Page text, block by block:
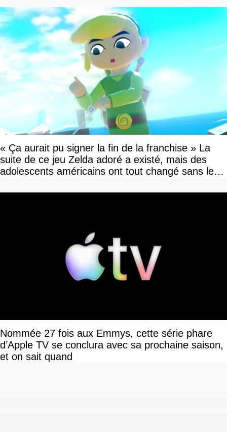
« Ça aurait pu signer la fin de la franchise » La
suite de ce jeu Zelda adoré a existé, mais des
adolescents américains ont tout changé sans le
Nommée 27 fois aux Emmys, cette série phare
d’Apple TV se conclura avec sa prochaine saison,
et on sait quand